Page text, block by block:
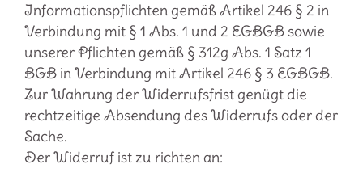
Informationspflichten gemäß Artikel 246 § 2 in
Verbindung mit § 1 Abs. 1 und 2 EGBGB sowie
unserer Pflichten gemäß § 312g Abs. 1 Satz 1
BGB in Verbindung mit Artikel 246 § 3 EGBGB.
Zur Wahrung der Widerrufsfrist genügt die
rechtzeitige Absendung des Widerrufs oder der
Sache.
Der Widerruf ist zu richten an: